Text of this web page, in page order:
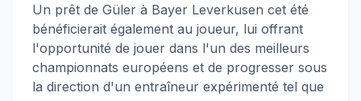
Un prêt de Güler à Bayer Leverkusen cet été
bénéficierait également au joueur, lui offrant
l'opportunité de jouer dans l'un des meilleurs
championnats européens et de progresser sous
la direction d'un entraîneur expérimenté tel que